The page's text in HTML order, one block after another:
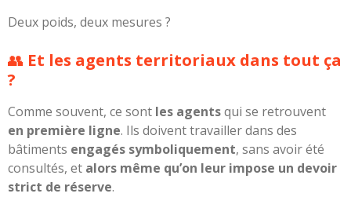
Deux poids, deux mesures ?
👥 Et les agents territoriaux dans tout ça
?
Comme souvent, ce sont les agentsqui se retrouvent
en première ligne. Ils doivent travailler dans des
bâtiments engagés symboliquement, sans avoir été
consultés, et alors même qu’on leur impose un devoir
strict de réserve.